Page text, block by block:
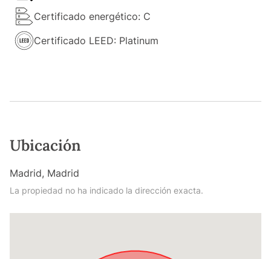
Certificado energético: C
Certificado LEED: Platinum
Ubicación
Madrid, Madrid
La propiedad no ha indicado la dirección exacta.